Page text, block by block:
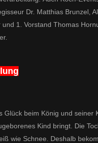
Dr. Matthias Brunzel,
und 1. Vorstand Thomas
Glück beim König und seiner
Kind bringt. Die
wie Schnee. Deshalb